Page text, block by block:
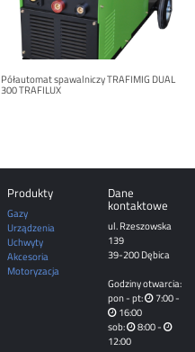
Półautomat spawalniczy TRAFIMIG DUAL
300 TRAFILUX
Produkty
Gazy
Urządzenia
Uchwyty
Akcesoria
Motoryzacja
Dane
kontaktowe
ul. Rzeszowska
139
39-200 Dębica
Godziny otwarcia:
pon - pt:
7:00 -
16:00
sob:
8:00 -
12:00